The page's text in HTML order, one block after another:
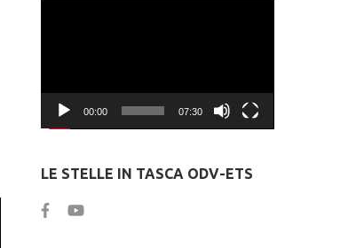
00:00 07:30
LE STELLE IN TASCA ODV-ETS